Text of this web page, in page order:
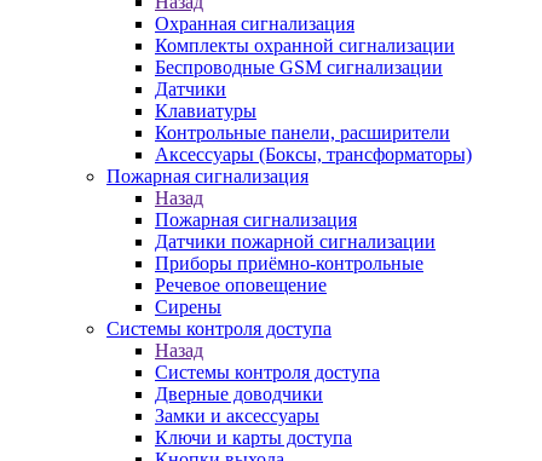
Охранная сигнализация
Комплекты охранной сигнализации
Беспроводные GSM сигнализации
Датчики
Клавиатуры
Контрольные панели, расширители
Аксессуары (Боксы, трансформаторы)
Пожарная сигнализация
Назад
Пожарная сигнализация
Датчики пожарной сигнализации
Приборы приёмно-контрольные
Речевое оповещение
Сирены
Системы контроля доступа
Назад
Системы контроля доступа
Дверные доводчики
Замки и аксессуары
Ключи и карты доступа